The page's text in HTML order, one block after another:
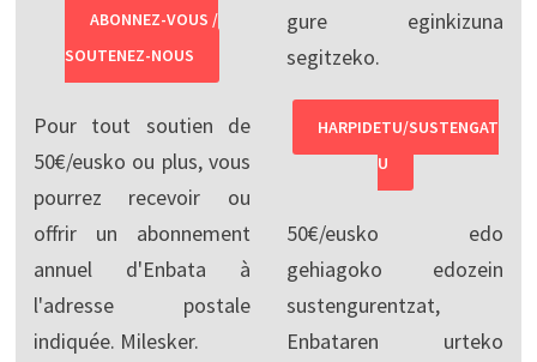
ABONNEZ-VOUS /
SOUTENEZ-NOUS
Pour tout soutien de
50€/eusko ou plus, vous
pourrez recevoir ou
offrir un abonnement
annuel d'Enbata à
l'adresse postale
indiquée. Milesker.
gure eginkizuna
segitzeko.
HARPIDETU/SUSTENGAT
U
50€/eusko edo
gehiagoko edozein
sustengurentzat,
Enbataren urteko